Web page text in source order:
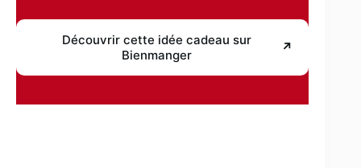
Découvrir cette idée cadeau sur
Bienmanger
↗